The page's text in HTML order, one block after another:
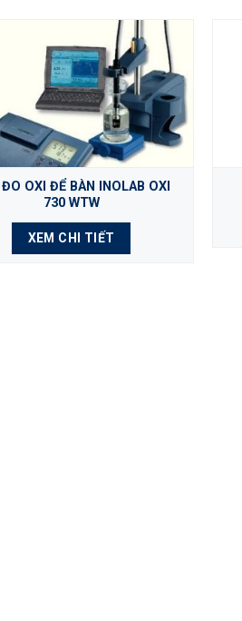
ĐO OXI ĐỂ BÀN INOLAB OXI
730 WTW
XEM CHI TIẾT